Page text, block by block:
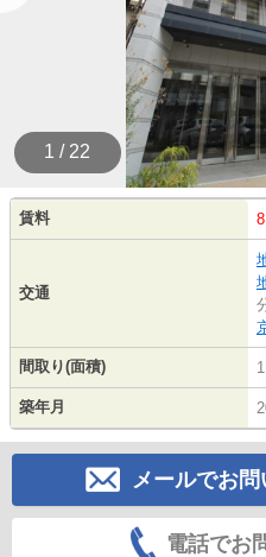
1 / 22
賃料
交通
間取り(面積)
築年月
メールでお
電話でお